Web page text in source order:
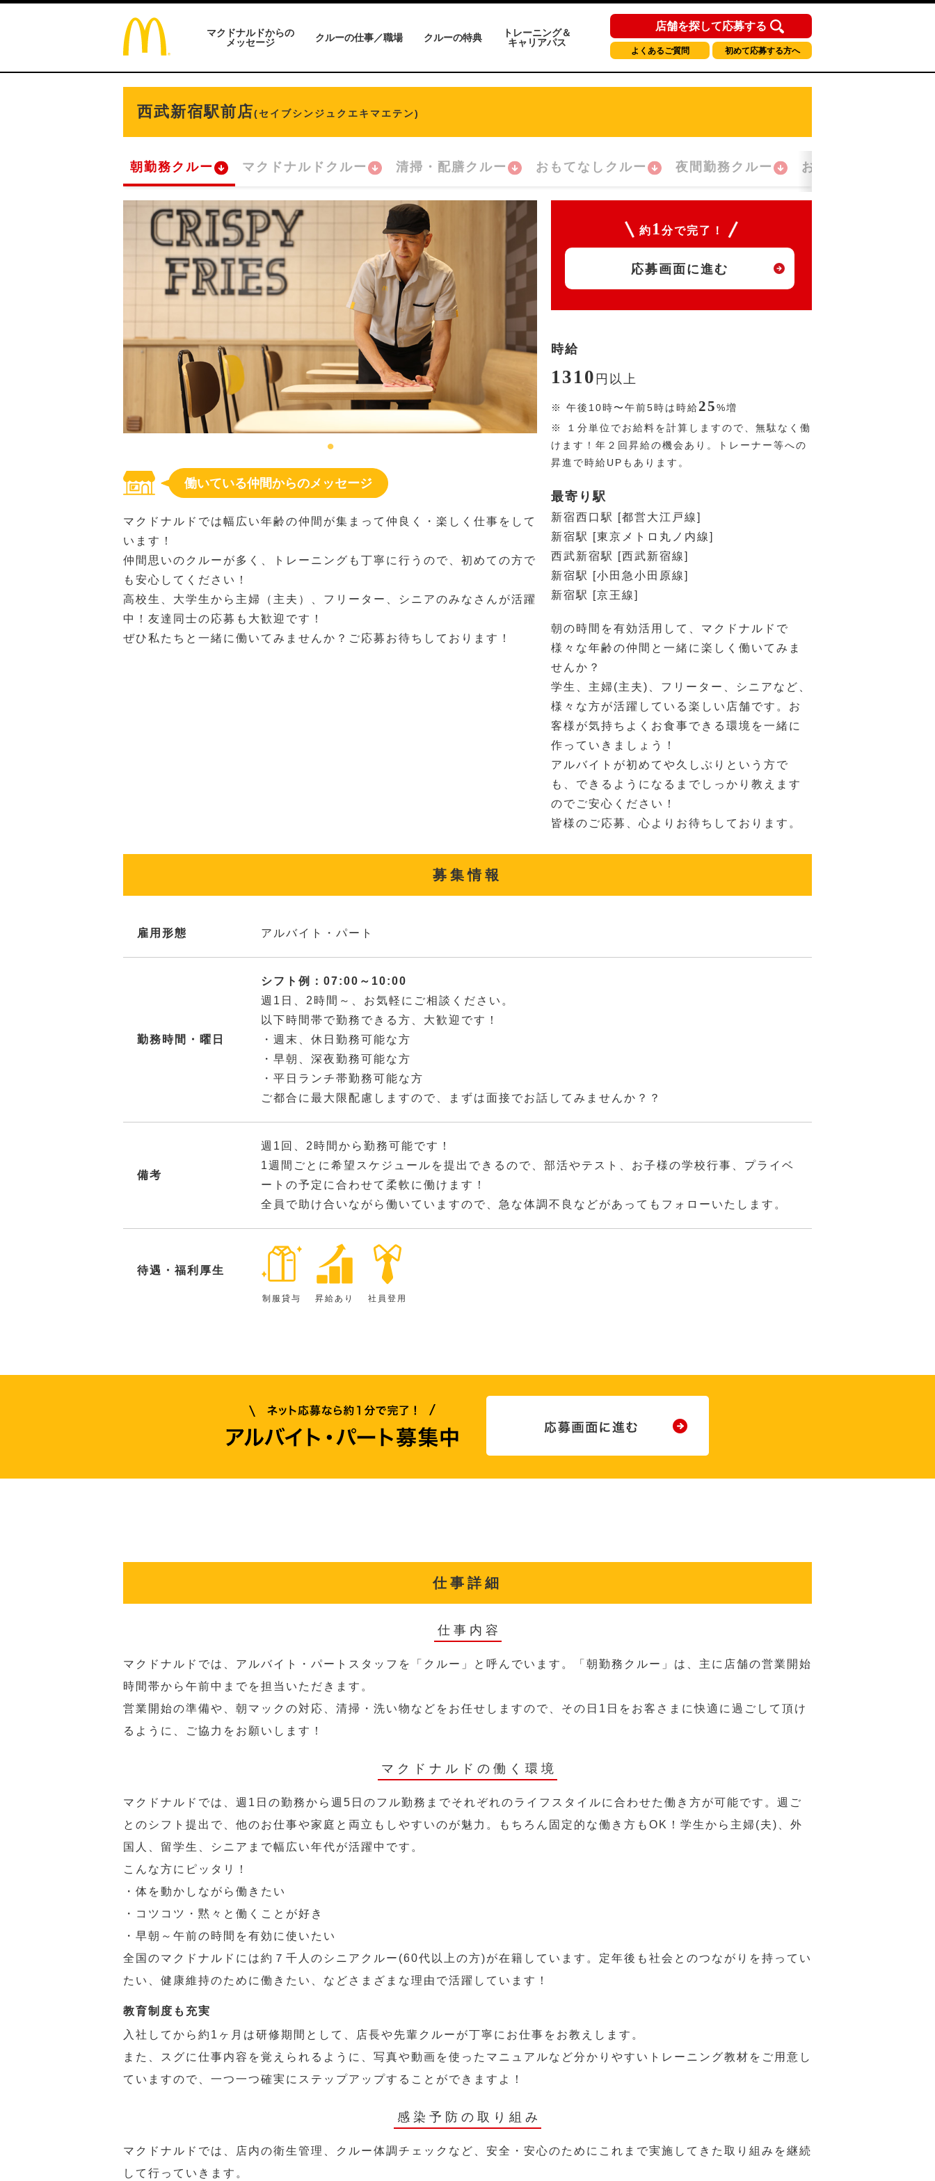
マクドナルドからの
メッセージ
クルーの仕事／職場 クルーの特典
トレーニング＆
キャリアパス
店舗を探して応募する
よくあるご質問 初めて応募する方へ
西武新宿駅前店(セイブシンジュクエキマエテン)
朝勤務クルー マクドナルドクルー 清掃・配膳クルー おもてなしクルー 夜間勤務クルー おかえり！クルー
働いている仲間からのメッセージ
マクドナルドでは幅広い年齢の仲間が集まって仲良く・楽しく仕事をして
います！
仲間思いのクルーが多く、トレーニングも丁寧に行うので、初めての方で
も安心してください！
高校生、大学生から主婦（主夫）、フリーター、シニアのみなさんが活躍
中！友達同士の応募も大歓迎です！
ぜひ私たちと一緒に働いてみませんか？ご応募お待ちしております！
約 1 分で完了！
応募画面に進む
時給
1310 円 以上
※ 午後10時〜午前5時は時給25%増
※
１分単位でお給料を計算しますので、無駄なく働
けます！年２回昇給の機会あり。トレーナー等への
昇進で時給UPもあります。
最寄り駅
新宿西口駅 [都営大江戸線]
新宿駅 [東京メトロ丸ノ内線]
西武新宿駅 [西武新宿線]
新宿駅 [小田急小田原線]
新宿駅 [京王線]
朝の時間を有効活用して、マクドナルドで
様々な年齢の仲間と一緒に楽しく働いてみま
せんか？
学生、主婦(主夫)、フリーター、シニアなど、
様々な方が活躍している楽しい店舗です。お
客様が気持ちよくお食事できる環境を一緒に
作っていきましょう！
アルバイトが初めてや久しぶりという方で
も、できるようになるまでしっかり教えます
のでご安心ください！
皆様のご応募、心よりお待ちしております。
募集情報
雇用形態 アルバイト・パート
勤務時間・曜日
シフト例：07:00～10:00
週1日、2時間～、お気軽にご相談ください。
以下時間帯で勤務できる方、大歓迎です！
・週末、休日勤務可能な方
・早朝、深夜勤務可能な方
・平日ランチ帯勤務可能な方
ご都合に最大限配慮しますので、まずは面接でお話してみませんか？？
備考
週1回、2時間から勤務可能です！
1週間ごとに希望スケジュールを提出できるので、部活やテスト、お子様の学校行事、プライベ
ートの予定に合わせて柔軟に働けます！
全員で助け合いながら働いていますので、急な体調不良などがあってもフォローいたします。
待遇・福利厚生
制服貸与 昇給あり 社員登用
仕事詳細
仕事内容
マクドナルドでは、アルバイト・パートスタッフを「クルー」と呼んでいます。「朝勤務クルー」は、主に店舗の営業開始
時間帯から午前中までを担当いただきます。
営業開始の準備や、朝マックの対応、清掃・洗い物などをお任せしますので、その日1日をお客さまに快適に過ごして頂け
るように、ご協力をお願いします！
マクドナルドの働く環境
マクドナルドでは、週1日の勤務から週5日のフル勤務までそれぞれのライフスタイルに合わせた働き方が可能です。週ご
とのシフト提出で、他のお仕事や家庭と両立もしやすいのが魅力。もちろん固定的な働き方もOK！学生から主婦(夫)、外
国人、留学生、シニアまで幅広い年代が活躍中です。
こんな方にピッタリ！
・体を動かしながら働きたい
・コツコツ・黙々と働くことが好き
・早朝～午前の時間を有効に使いたい
全国のマクドナルドには約７千人のシニアクルー(60代以上の方)が在籍しています。定年後も社会とのつながりを持ってい
たい、健康維持のために働きたい、などさまざまな理由で活躍しています！
教育制度も充実
入社してから約1ヶ月は研修期間として、店長や先輩クルーが丁寧にお仕事をお教えします。
また、スグに仕事内容を覚えられるように、写真や動画を使ったマニュアルなど分かりやすいトレーニング教材をご用意し
ていますので、一つ一つ確実にステップアップすることができますよ！
感染予防の取り組み
マクドナルドでは、店内の衛生管理、クルー体調チェックなど、安全・安心のためにこれまで実施してきた取り組みを継続
して行っていきます。